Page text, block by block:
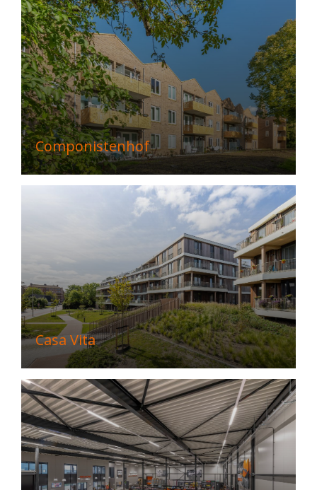
Componistenhof
Casa Vita